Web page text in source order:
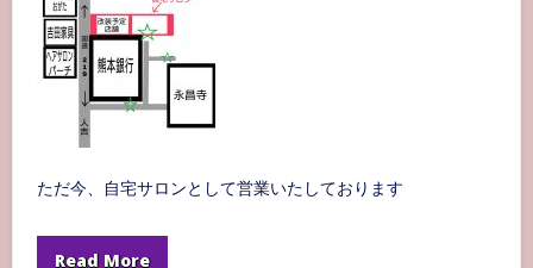
ロ
ン
NAIL
客
ル
part25
ただ今、自宅サロンとして営業いたしております
Read More